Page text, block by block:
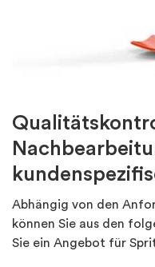
Abhängig von den
können Sie aus den
Sie ein Angebot für